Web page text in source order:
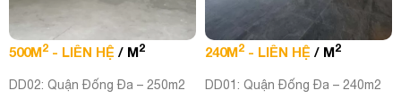
500M2 - LIÊN HỆ / M2
DD02: Quận Đống Đa – 250m2
240M2 - LIÊN HỆ / M2
DD01: Quận Đống Đa – 240m2